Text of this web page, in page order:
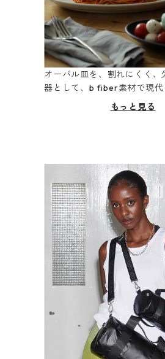
オーバル皿を、割れにくく、
器として、b fiber素材で現代
もっと見る